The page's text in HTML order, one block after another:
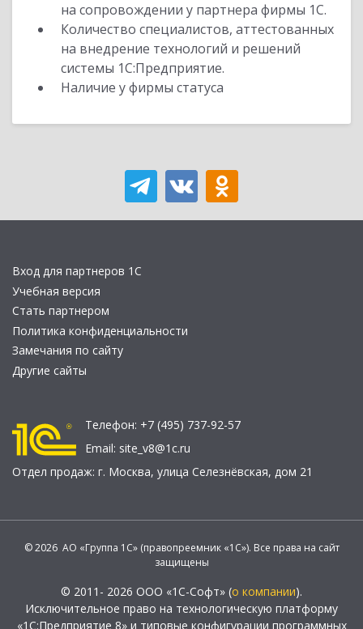
на сопровождении у партнера фирмы 1С.
Количество специалистов, аттестованных
на внедрение технологий и решений
системы 1С:Предприятие.
Наличие у фирмы статуса
Вход для партнеров 1С
Учебная версия
Стать партнером
Политика конфиденциальности
Замечания по сайту
Другие сайты
Телефон: +7 (495) 737-92-57
Email: site_v8@1c.ru
Отдел продаж: г. Москва, улица Селезнёвская, дом 21
© 2026 АО «Группа 1С» (правопреемник «1С»). Все права на сайт
защищены
© 2011- 2026 ООО «1С-Софт» (о компании).
Исключительное право на технологическую платформу
«1С:Предприятие 8» и типовые конфигурации программных